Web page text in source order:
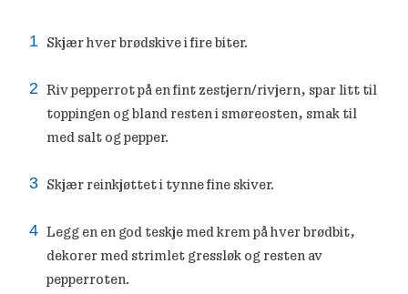
Skjær hver brødskive i fire biter.
Riv pepperrot på en fint zestjern/rivjern, spar litt til
toppingen og bland resten i smøreosten, smak til
med salt og pepper.
Skjær reinkjøttet i tynne fine skiver.
Legg en en god teskje med krem på hver brødbit,
dekorer med strimlet gressløk og resten av
pepperroten.